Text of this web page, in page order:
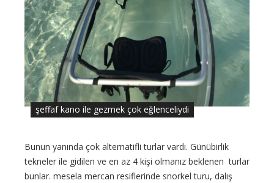
şeffaf kano ile gezmek çok eğlenceliydi
Bunun yanında çok alternatifli turlar vardı. Günübirlik
tekneler ile gidilen ve en az 4 kişi olmanız beklenen turlar
bunlar. mesela mercan resiflerinde snorkel turu, dalış